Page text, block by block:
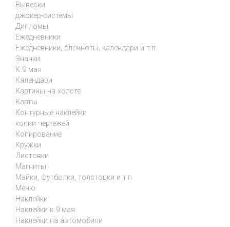
Вывески
джокер-системы
Дипломы
Ежедневники
Ежедневники, блокноты, календари и т.п.
Значки
К 9 мая
Календари
Картины на холсте
Карты
Контурные наклейки
копии чертежей
Копирование
Кружки
Листовки
Магниты
Майки, футболки, толстовки и т.п.
Меню
Наклейки
Наклейки к 9 мая
Наклейки на автомобили